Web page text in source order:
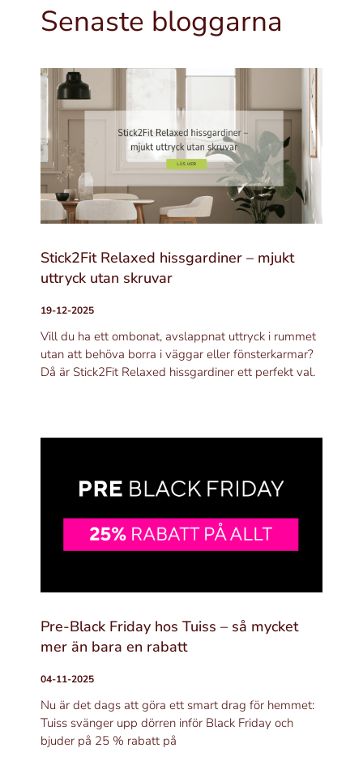
Senaste bloggarna
Stick2Fit Relaxed hissgardiner – mjukt
uttryck utan skruvar
19-12-2025
Vill du ha ett ombonat, avslappnat uttryck i rummet
utan att behöva borra i väggar eller fönsterkarmar?
Då är Stick2Fit Relaxed hissgardiner ett perfekt val.
Pre-Black Friday hos Tuiss – så mycket
mer än bara en rabatt
04-11-2025
Nu är det dags att göra ett smart drag för hemmet:
Tuiss svänger upp dörren inför Black Friday och
bjuder på 25 % rabatt på